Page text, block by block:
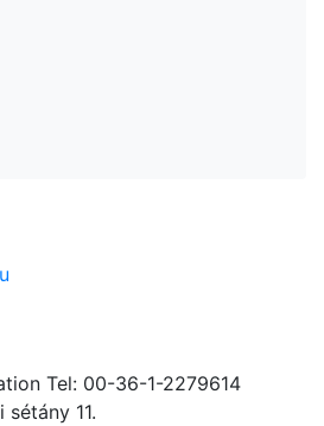
Tel: 00-36-1-2279614
11.